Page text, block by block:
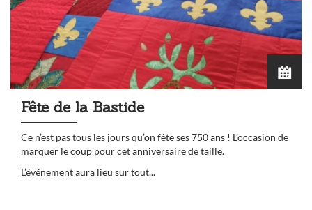
Fête de la Bastide
Ce n’est pas tous les jours qu’on fête ses 750 ans ! L’occasion de
marquer le coup pour cet anniversaire de taille.
L’événement aura lieu sur tout...